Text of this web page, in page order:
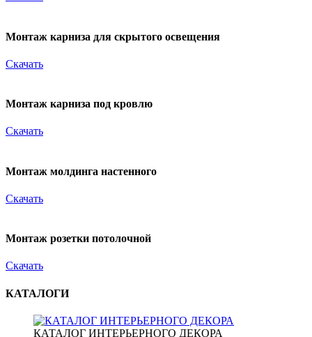
Монтаж карниза для скрытого освещения
Скачать
Монтаж карниза под кровлю
Скачать
Монтаж молдинга настенного
Скачать
Монтаж розетки потолочной
Скачать
КАТАЛОГИ
КАТАЛОГ ИНТЕРЬЕРНОГО ДЕКОРА